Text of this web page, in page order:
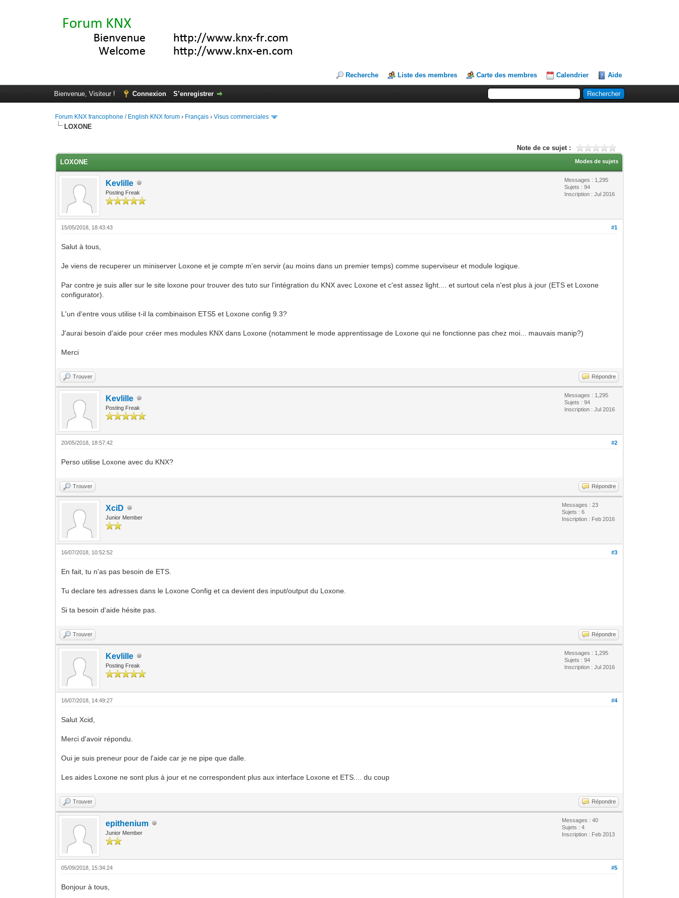
Recherche Liste des membres Carte des membres Calendrier Aide
Bienvenue, Visiteur ! Connexion S’enregistrer
Forum KNX francophone / English KNX forum › Français ›Visus commerciales
LOXONE
Note de ce sujet :
Modes de sujets
LOXONE
Kevlille
Posting Freak
Messages : 1,295
Sujets : 94
Inscription : Jul 2016
#1
15/05/2018, 18:43:43
Salut à tous,
Je viens de recuperer un miniserver Loxone et je compte m'en servir (au moins dans un premier temps) comme superviseur et module logique.
Par contre je suis aller sur le site loxone pour trouver des tuto sur l'intégration du KNX avec Loxone et c'est assez light.... et surtout cela n'est plus à jour (ETS et Loxone
configurator).
L'un d'entre vous utilise t-il la combinaison ETS5 et Loxone config 9.3?
J'aurai besoin d'aide pour créer mes modules KNX dans Loxone (notamment le mode apprentissage de Loxone qui ne fonctionne pas chez moi... mauvais manip?)
Merci
Trouver Répondre
Kevlille
Posting Freak
Messages : 1,295
Sujets : 94
Inscription : Jul 2016
#2
20/05/2018, 18:57:42
Perso utilise Loxone avec du KNX?
Trouver Répondre
XciD
Junior Member
Messages : 23
Sujets : 6
Inscription : Feb 2016
#3
16/07/2018, 10:52:52
En fait, tu n'as pas besoin de ETS.
Tu declare tes adresses dans le Loxone Config et ca devient des input/output du Loxone.
Si ta besoin d'aide hésite pas.
Trouver Répondre
Kevlille
Posting Freak
Messages : 1,295
Sujets : 94
Inscription : Jul 2016
#4
16/07/2018, 14:49:27
Salut Xcid,
Merci d'avoir répondu.
Oui je suis preneur pour de l'aide car je ne pipe que dalle.
Les aides Loxone ne sont plus à jour et ne correspondent plus aux interface Loxone et ETS.... du coup
Trouver Répondre
epithenium
Junior Member
Messages : 40
Sujets : 4
Inscription : Feb 2013
#5
05/09/2018, 15:34:24
Bonjour à tous,